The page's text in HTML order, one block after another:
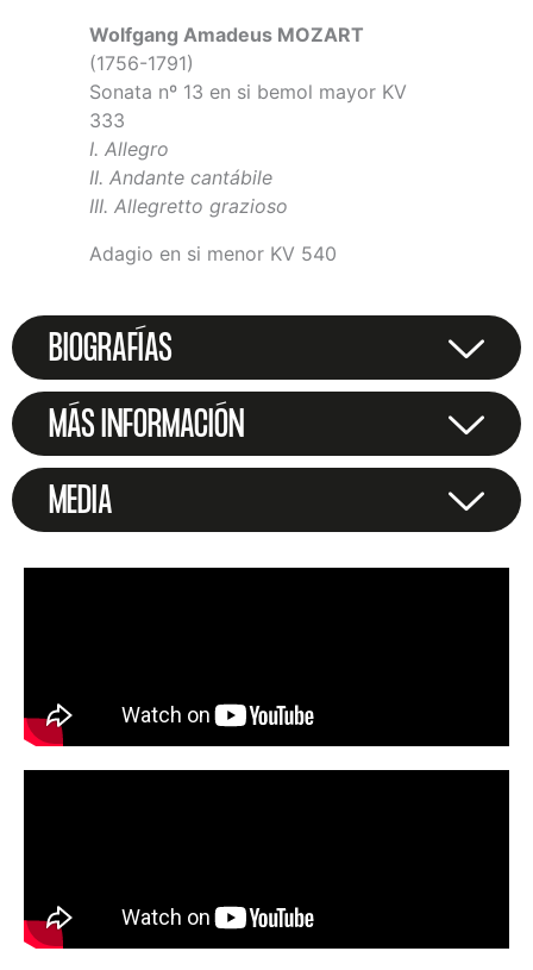
Wolfgang Amadeus MOZART
(1756-1791)
Sonata nº 13 en si bemol mayor KV
333
I. Allegro
II. Andante cantábile
III. Allegretto grazioso
Adagio en si menor KV 540
BIOGRAFÍAS
MÁS INFORMACIÓN
MEDIA